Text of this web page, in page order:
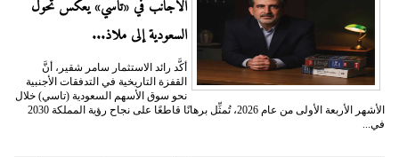
الأجانب في «تاسي» يعكس تحوُّل
السعودية إلى ملاذ...
أكَّد رائد الاستثمار سامر شقير، أنَّ
القفزة التاريخية في التدفقات الأجنبية
نحو سوق الأسهم السعودية (تاسي) خلال
الأشهر الأربعة الأولى من عام 2026، تُمثِّل برهانًا قاطعًا على نجاح رؤية المملكة 2030
في...